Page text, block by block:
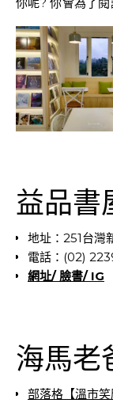
益品書
地址：251台灣
電話：(02)
網址/ 臉書/ IG
海馬老
部落格【溫市笑